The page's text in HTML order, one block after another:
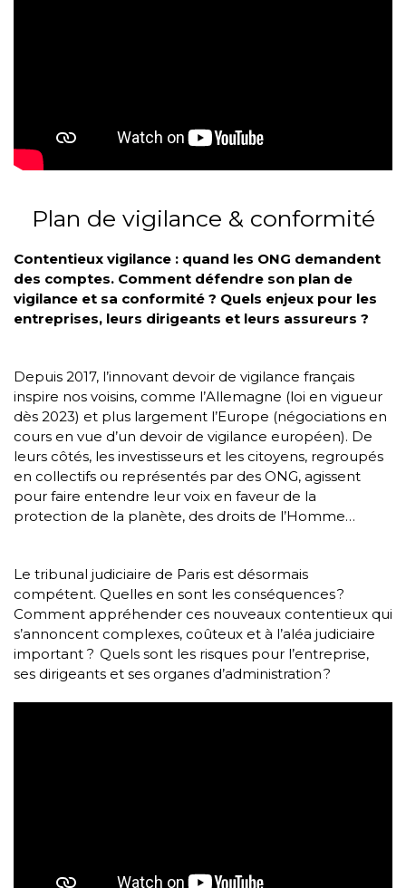
Plan de vigilance & conformité
Contentieux vigilance : quand les ONG demandent
des comptes. Comment défendre son plan de
vigilance et sa conformité ? Quels enjeux pour les
entreprises, leurs dirigeants et leurs assureurs ?
Depuis 2017, l’innovant devoir de vigilance français
inspire nos voisins, comme l’Allemagne (loi en vigueur
dès 2023) et plus largement l’Europe (négociations en
cours en vue d’un devoir de vigilance européen). De
leurs côtés, les investisseurs et les citoyens, regroupés
en collectifs ou représentés par des ONG, agissent
pour faire entendre leur voix en faveur de la
protection de la planète, des droits de l’Homme…
Le tribunal judiciaire de Paris est désormais
compétent. Quelles en sont les conséquences ?
Comment appréhender ces nouveaux contentieux qui
s’annoncent complexes, coûteux et à l’aléa judiciaire
important ? Quels sont les risques pour l’entreprise,
ses dirigeants et ses organes d’administration ?